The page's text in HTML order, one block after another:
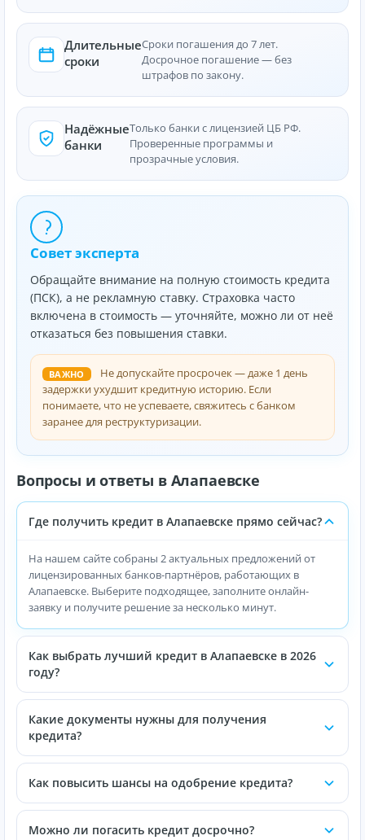
Длительные
сроки
Сроки погашения до 7 лет.
Досрочное погашение — без
штрафов по закону.
Надёжные
банки
Только банки с лицензией ЦБ РФ.
Проверенные программы и
прозрачные условия.
Совет эксперта
Обращайте внимание на полную стоимость кредита
(ПСК), а не рекламную ставку. Страховка часто
включена в стоимость — уточняйте, можно ли от неё
отказаться без повышения ставки.
ВАЖНО
Не допускайте просрочек — даже 1 день
задержки ухудшит кредитную историю. Если
понимаете, что не успеваете, свяжитесь с банком
заранее для реструктуризации.
Вопросы и ответы в Алапаевске
Где получить кредит в Алапаевске прямо сейчас?
На нашем сайте собраны 2 актуальных предложений от
лицензированных банков-партнёров, работающих в
Алапаевске. Выберите подходящее, заполните онлайн-
заявку и получите решение за несколько минут.
Как выбрать лучший кредит в Алапаевске в 2026
году?
Какие документы нужны для получения
кредита?
Как повысить шансы на одобрение кредита?
Можно ли погасить кредит досрочно?